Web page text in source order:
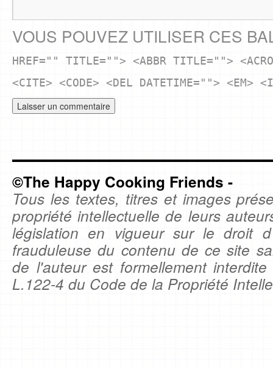
VOUS POUVEZ UTILISER CES
HREF="" TITLE=""> <ABBR TITLE="">
<CITE> <CODE> <DEL DATETIME=""> <EM>
©The Happy Cooking Friends -
Tous les textes, titres et images
propriété intellectuelle de leurs
législation en vigueur sur le droit
frauduleuse du contenu de ce site
de l'auteur est formellement
L.122-4 du Code de la Propriété